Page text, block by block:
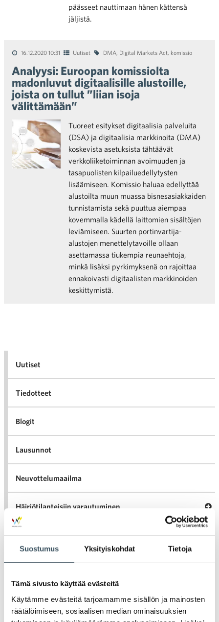
Suostumus Yksityiskohdat Tietoja
Tämä sivusto käyttää evästeitä
Käytämme evästeitä tarjoamamme sisällön ja mainosten
räätälöimiseen, sosiaalisen median ominaisuuksien
päässeet nauttimaan hänen kättensä
jäljistä.
16.12.2020 10:31 Uutiset DMA, Digital Markets Act, komissio
Analyysi: Euroopan komissiolta
madonluvut digitaalisille alustoille,
joista on tullut ”liian isoja
välittämään”
Tuoreet esitykset digitaalisia palveluita
(DSA) ja digitaalisia markkinoita (DMA)
koskevista asetuksista tähtäävät
verkkoliiketoiminnan avoimuuden ja
tasapuolisten kilpailuedellytysten
lisäämiseen. Komissio haluaa edellyttää
alustoilta muun muassa bisnesasiakkaiden
tunnistamista sekä puuttua aiempaa
kovemmalla kädellä laittomien sisältöjen
leviämiseen. Suurten portinvartija-
alustojen menettelytavoille ollaan
asettamassa tiukempia reunaehtoja,
minkä lisäksi pyrkimyksenä on rajoittaa
ennakoivasti digitaalisten markkinoiden
keskittymistä.
Uutiset
Tiedotteet
Blogit
Lausunnot
Neuvottelumaailma
Häiriötilanteisiin varautuminen
Kannattavakauppa.fi
Tarinoita kaupan alalta
Julkaisut